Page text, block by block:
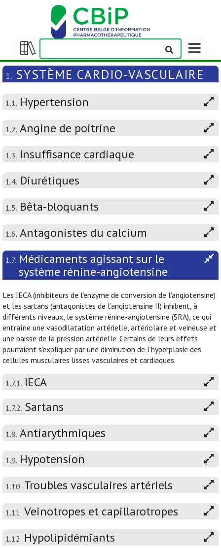
Afficher/masquer
la
table
matières
Afficher/
la
barre
de
navigation
1. SYSTÈME CARDIO-VASCULAIRE
1.1. Hypertension
1.2. Angine de poitrine
1.3. Insuffisance cardiaque
1.4. Diurétiques
1.5. Bêta-bloquants
1.6. Antagonistes du calcium
1.7. Médicaments agissant sur le
système rénine-angiotensine
Les IECA (inhibiteurs de l’enzyme de conversion de l’angiotensine)
et les sartans (antagonistes de l’angiotensine II) inhibent, à
différents niveaux, le système rénine-angiotensine (SRA), ce qui
entraîne une vasodilatation artérielle, artériolaire et veineuse et
une baisse de la pression artérielle. Certains de leurs effets
pourraient s’expliquer par une diminution de l’hyperplasie des
cellules musculaires lisses vasculaires et cardiaques.
1.7.1. IECA
1.7.2. Sartans
1.8. Antiarythmiques
1.9. Hypotension
1.10. Troubles vasculaires artériels
1.11. Veinotropes et capillarotropes
1.12. Hypolipidémiants